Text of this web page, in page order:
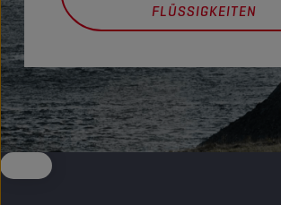
FLÜSSIGKEITEN